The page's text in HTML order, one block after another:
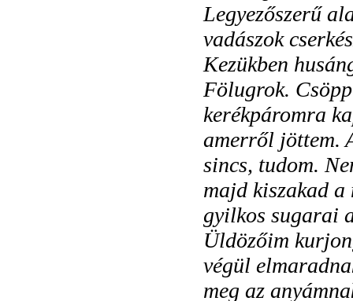
Legyezőszerű
vadászok
Kezükben
Fölugrok.
kerékpáromra
amerről jöttem.
sincs, tudom.
majd kiszakad
gyilkos sugarai
Üldözőim
végül
meg az